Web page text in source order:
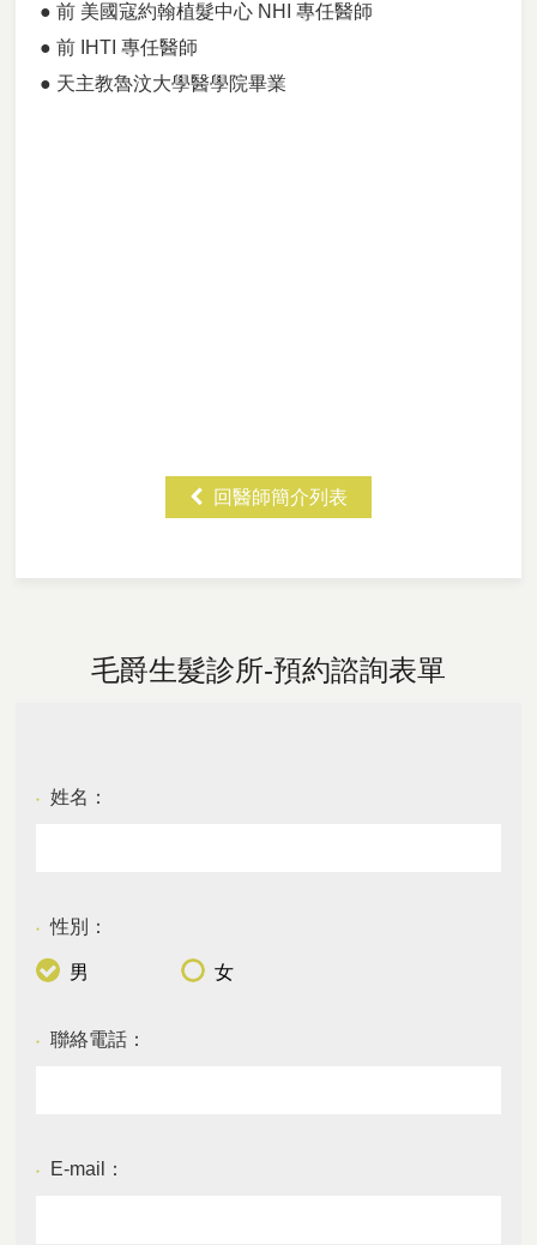
● 前 美國寇約翰植髮中心 NHI 專任醫師
● 前 IHTI 專任醫師
● 天主教魯汶大學醫學院畢業
回醫師簡介列表
毛爵生髮診所-預約諮詢表單
● 姓名：
● 性別：
男 女
● 聯絡電話：
● E-mail：